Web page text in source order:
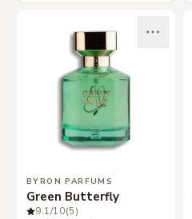
BYRON PARFUMS
Green Butterfly
9.1/10(5)